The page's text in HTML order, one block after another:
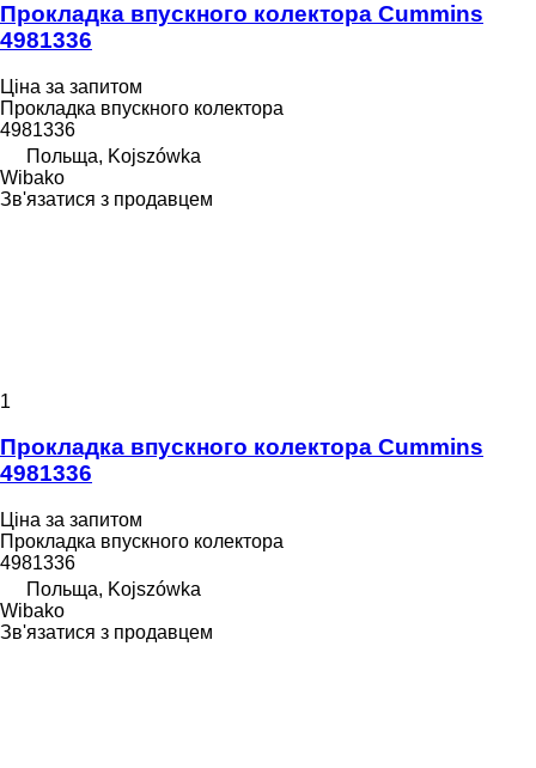
Прокладка впускного колектора Cummins
4981336
Ціна за запитом
Прокладка впускного колектора
4981336
Польща, Kojszówka
Wibako
Зв'язатися з продавцем
1
Прокладка впускного колектора Cummins
4981336
Ціна за запитом
Прокладка впускного колектора
4981336
Польща, Kojszówka
Wibako
Зв'язатися з продавцем